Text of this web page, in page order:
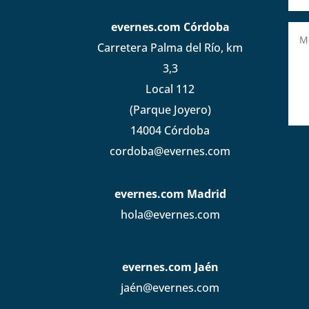
evernes.com Córdoba
Carretera Palma del Río, km
3,3
Local 112
(Parque Joyero)
14004 Córdoba
cordoba@evernes.com
evernes.com Madrid
hola@evernes.com
evernes.com Jaén
jaén@evernes.com